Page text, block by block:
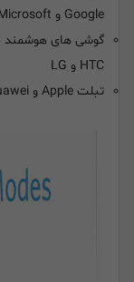
Google و Microsoft
HTC و LG
تبلت Apple و Huawei و Samsung سری